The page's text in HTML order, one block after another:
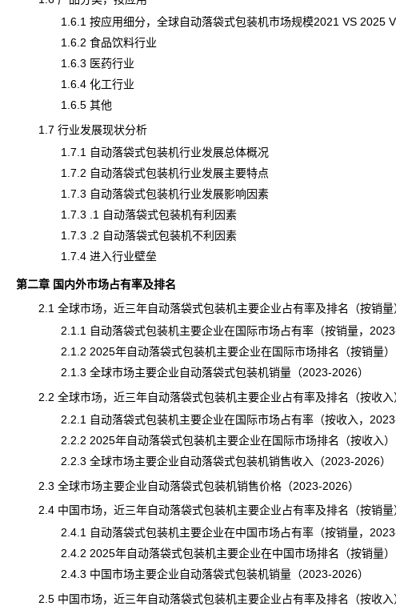
1.6.1 按应用细分，全球自动落袋式包装机市场规模2021 VS 2025
1.6.2 食品饮料行业
1.6.3 医药行业
1.6.4 化工行业
1.6.5 其他
1.7 行业发展现状分析
1.7.1 自动落袋式包装机行业发展总体概况
1.7.2 自动落袋式包装机行业发展主要特点
1.7.3 自动落袋式包装机行业发展影响因素
1.7.3 .1 自动落袋式包装机有利因素
1.7.3 .2 自动落袋式包装机不利因素
1.7.4 进入行业壁垒
第二章 国内外市场占有率及排名
2.1 全球市场，近三年自动落袋式包装机主要企业占有率及排名（按销量
2.1.1 自动落袋式包装机主要企业在国际市场占有率（按销量，2023-
2.1.2 2025年自动落袋式包装机主要企业在国际市场排名（按销量）
2.1.3 全球市场主要企业自动落袋式包装机销量（2023-2026）
2.2 全球市场，近三年自动落袋式包装机主要企业占有率及排名（按收入
2.2.1 自动落袋式包装机主要企业在国际市场占有率（按收入，2023-
2.2.2 2025年自动落袋式包装机主要企业在国际市场排名（按收入）
2.2.3 全球市场主要企业自动落袋式包装机销售收入（2023-2026）
2.3 全球市场主要企业自动落袋式包装机销售价格（2023-2026）
2.4 中国市场，近三年自动落袋式包装机主要企业占有率及排名（按销量
2.4.1 自动落袋式包装机主要企业在中国市场占有率（按销量，2023-
2.4.2 2025年自动落袋式包装机主要企业在中国市场排名（按销量）
2.4.3 中国市场主要企业自动落袋式包装机销量（2023-2026）
2.5 中国市场，近三年自动落袋式包装机主要企业占有率及排名（按收入